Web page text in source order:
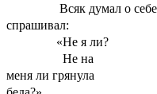
Всяк думал о себе
спрашивал:
«Не я ли?
Не на
меня ли грянула